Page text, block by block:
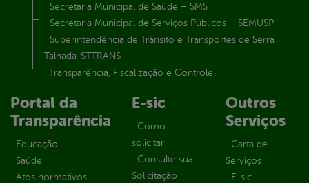
Secretaria Municipal de Saúde – SMS
Secretaria Municipal de Serviços Públicos – SEMUSP
Superintendência de Trânsito e Transportes de Serra
Talhada-STTRANS
Transparência, Fiscalização e Controle
Portal da
Transparência
Educação
Saúde
Atos normativos
E-sic
Como
solicitar
Consulte sua
Solicitação
Outros
Serviços
Carta de
Serviços
E-sic